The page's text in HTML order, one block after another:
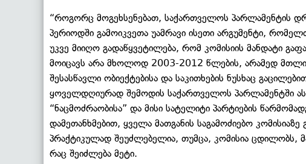
“როგორც მოგეხსენებათ, საქართველოს პარლამენტის
პერიოდში გამოიკვეთა უამრავი ისეთი არგუმენტი,
უკვე მიიღო გადაწყვეტილება, რომ კომისიის მანდატი
მოიცავს არა მხოლოდ 2003-2012 წლების, არამედ
შესასწავლი ობიექტებისა და საკითხების ნუსხაც
ყოველდღიურად შემოდის საქართველოს პარლამენტში
“ნაცმოძრაობისა” და მისი სატელიტი პარტიების
დამეთანხმებით, ყველა მათგანის საგამოძიებო
პრაქტიკულად შეუძლებელია, თუმცა, კომისია ცდილობს,
რაც შეიძლება მეტი.